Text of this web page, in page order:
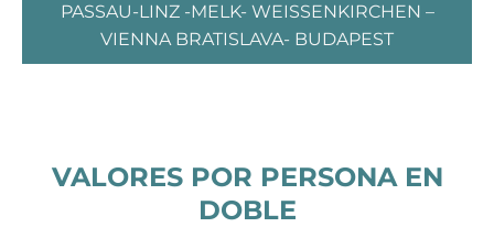
PASSAU-LINZ -MELK- WEISSENKIRCHEN –
VIENNA BRATISLAVA- BUDAPEST
VALORES POR PERSONA EN
DOBLE